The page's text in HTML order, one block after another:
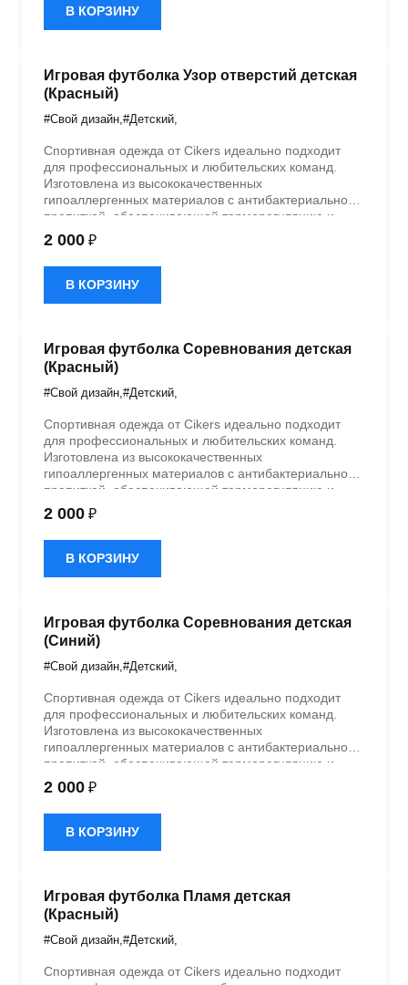
В КОРЗИНУ
Игровая футболка Узор отверстий детская
(Красный)
#Свой дизайн #Детский
Спортивная одежда от Cikers идеально подходит
для профессиональных и любительских команд.
Изготовлена из высококачественных
гипоаллергенных материалов с антибактериальной
пропиткой, обеспечивающей терморегуляцию и
быстрое влагоотведение. Одежда обладает
эластичностью в 5 направлениях и стильным
дизайном.
2 000 ₽
В КОРЗИНУ
Игровая футболка Соревнования детская
(Красный)
#Свой дизайн #Детский
Спортивная одежда от Cikers идеально подходит
для профессиональных и любительских команд.
Изготовлена из высококачественных
гипоаллергенных материалов с антибактериальной
пропиткой, обеспечивающей терморегуляцию и
быстрое влагоотведение. Одежда обладает
эластичностью в 5 направлениях и стильным
дизайном.
2 000 ₽
В КОРЗИНУ
Игровая футболка Соревнования детская
(Синий)
#Свой дизайн #Детский
Спортивная одежда от Cikers идеально подходит
для профессиональных и любительских команд.
Изготовлена из высококачественных
гипоаллергенных материалов с антибактериальной
пропиткой, обеспечивающей терморегуляцию и
быстрое влагоотведение. Одежда обладает
эластичностью в 5 направлениях и стильным
дизайном.
2 000 ₽
В КОРЗИНУ
Игровая футболка Пламя детская
(Красный)
#Свой дизайн #Детский
Спортивная одежда от Cikers идеально подходит